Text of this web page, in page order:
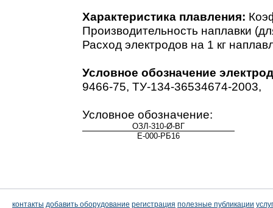
Характеристика плавления:
Производительность наплавки
Расход электродов на 1 кг
Условное обозначение
9466-75, ТУ-134-36534674-2003,
Условное обозначение:
ОЗЛ-310-Ø-ВГ
Е-000-РБ16
контакты добавить оборудование регистрация полезные публикации